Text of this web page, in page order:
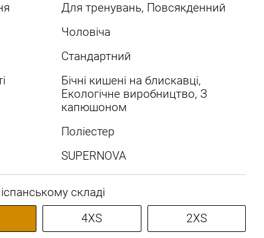
Для тренувань, Повсякденний
Чоловіча
Стандартний
Бічні кишені на блискавці,
Екологічне виробництво, З
капюшоном
Поліестер
SUPERNOVA
складі
4XS 2XS